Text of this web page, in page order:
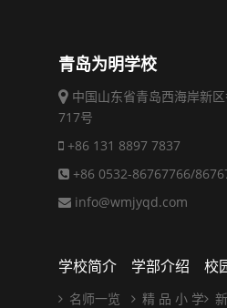
青岛为明学校
中国山东省青岛西海岸新
717号
+86 131 8897 7837
+86 0532-86767766/
info@wmjyqd.com
学校简介
名师一览
学部介绍
精 品 小 学
校